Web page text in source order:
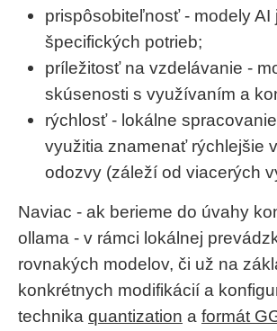
prispôsobiteľnosť - modely
špecifických potrieb;
príležitosť na vzdelávanie -
skúsenosti s využívaním a
rýchlosť - lokálne
využitia znamenať rýchlejšie
odozvy (záleží od viacerých
Naviac - ak berieme do úvahy
ollama - v rámci lokálnej
rovnakých modelov, či už na
konkrétnych modifikácií a
technika quantization a formát